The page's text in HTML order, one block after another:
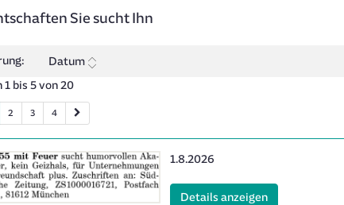
Übersicht
zurück). Drücken Sie die Eingabetaste, um Unterkategorien
Sie sucht Ihn
Datum
1 bis 5 von 20
2 3 4
Erscheinungsdatum:
1.8.2026
Details anzeigen(ID: 2063136)